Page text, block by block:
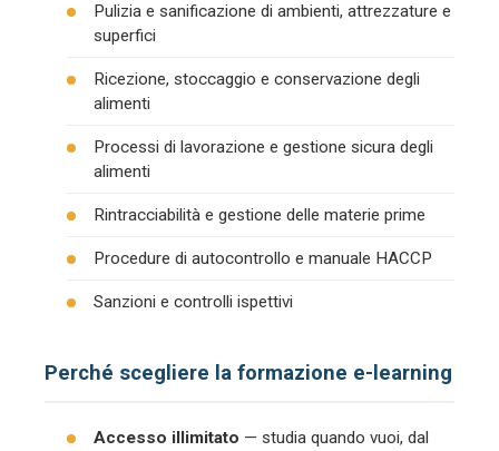
Pulizia e sanificazione di ambienti, attrezzature e
superfici
Ricezione, stoccaggio e conservazione degli
alimenti
Processi di lavorazione e gestione sicura degli
alimenti
Rintracciabilità e gestione delle materie prime
Procedure di autocontrollo e manuale HACCP
Sanzioni e controlli ispettivi
Perché scegliere la formazione e-learning
Accesso illimitato — studia quando vuoi, dal